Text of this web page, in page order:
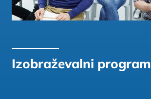
Izobraževalni program